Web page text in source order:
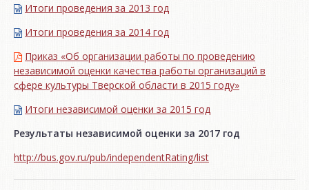
Итоги проведения за 2013 год
Итоги проведения за 2014 год
Приказ «Об организации работы по проведению
независимой оценки качества работы организаций в
сфере культуры Тверской области в 2015 году»
Итоги независимой oценки за 2015 год
Результаты независимой оценки за 2017 год
http://bus.gov.ru/pub/independentRating/list